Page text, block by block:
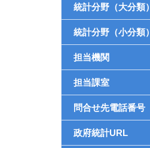
統計分野（大分類）
統計分野（小分類）
担当機関
担当課室
問合せ先電話番号
政府統計URL